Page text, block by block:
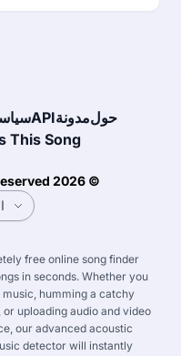
حولمدونةAPI
This Song?
© 2026 AHA Music. All rights reserved.
free online song finder
in seconds. Whether you
humming a catchy
uploading audio and video
our advanced acoustic
detector will instantly